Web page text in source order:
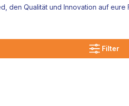
den Qualität und Innovation auf
Filter